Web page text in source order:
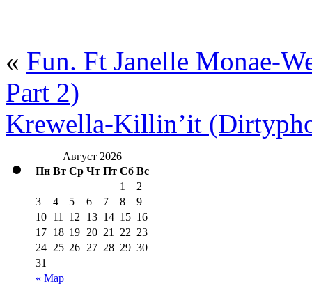
« Fun. Ft Janelle Monae-
Part 2)
Krewella-Killin’it
Август 2026
Пн Вт Ср Чт Пт Сб Вс
« Мар
1
2
3
4 5 6 7 8
9
10 11 12 13 14 15 16
17 18 19 20 21 22 23
24 25 26 27 28 29 30
31